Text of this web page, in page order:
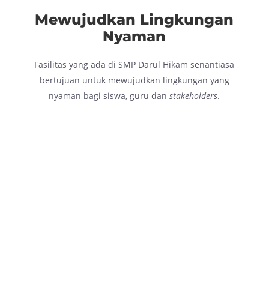
Mewujudkan Lingkungan
Nyaman
Fasilitas yang ada di SMP Darul Hikam senantiasa
bertujuan untuk mewujudkan lingkungan yang
nyaman bagi siswa, guru danstakeholders.